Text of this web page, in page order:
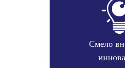
Смело